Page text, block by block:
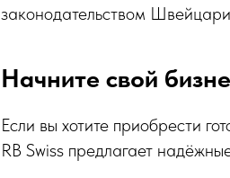
законодательством
Начните свой
Если вы хотите приобрести
RB Swiss предлагает